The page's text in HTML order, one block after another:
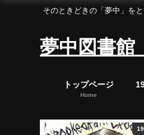
そのときどきの「夢中」を
夢中図書
トップページ
Home